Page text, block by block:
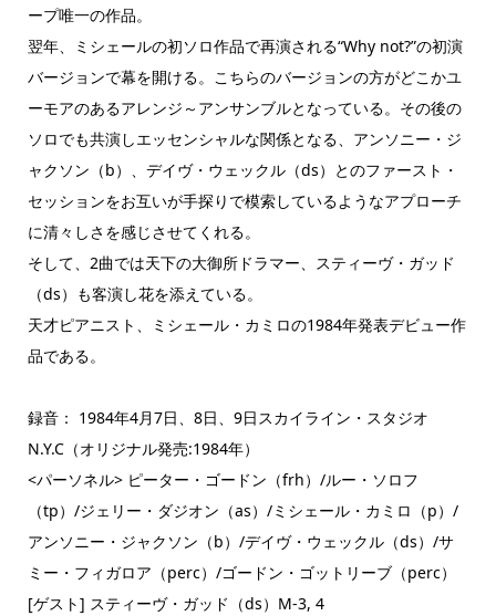
ープ唯一の作品。
翌年、ミシェールの初ソロ作品で再演される“Why not?”の初演
バージョンで幕を開ける。こちらのバージョンの方がどこかユ
ーモアのあるアレンジ～アンサンブルとなっている。その後の
ソロでも共演しエッセンシャルな関係となる、アンソニー・ジ
ャクソン（b）、デイヴ・ウェックル（ds）とのファースト・
セッションをお互いが手探りで模索しているようなアプローチ
に清々しさを感じさせてくれる。
そして、2曲では天下の大御所ドラマー、スティーヴ・ガッド
（ds）も客演し花を添えている。
天才ピアニスト、ミシェール・カミロの1984年発表デビュー作
品である。
録音： 1984年4月7日、8日、9日スカイライン・スタジオ
N.Y.C（オリジナル発売:1984年）
<パーソネル> ピーター・ゴードン（frh）/ルー・ソロフ
（tp）/ジェリー・ダジオン（as）/ミシェール・カミロ（p）/
アンソニー・ジャクソン（b）/デイヴ・ウェックル（ds）/サ
ミー・フィガロア（perc）/ゴードン・ゴットリーブ（perc）
[ゲスト] スティーヴ・ガッド（ds）M-3, 4